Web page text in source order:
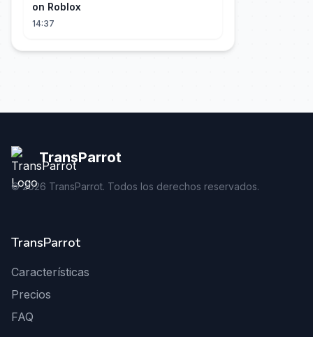
on Roblox
14:37
TransParrot
©2026 TransParrot. Todos los derechos reservados.
TransParrot
Características
Precios
FAQ